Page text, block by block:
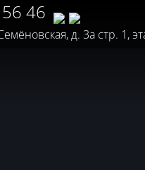
46
д. 3а стр. 1,